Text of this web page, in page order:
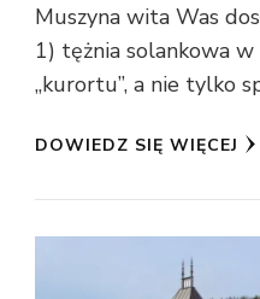
Muszyna wita Was
1) tężnia solankowa
„kurortu”, a nie tylko
DOWIEDZ SIĘ WIĘCEJ